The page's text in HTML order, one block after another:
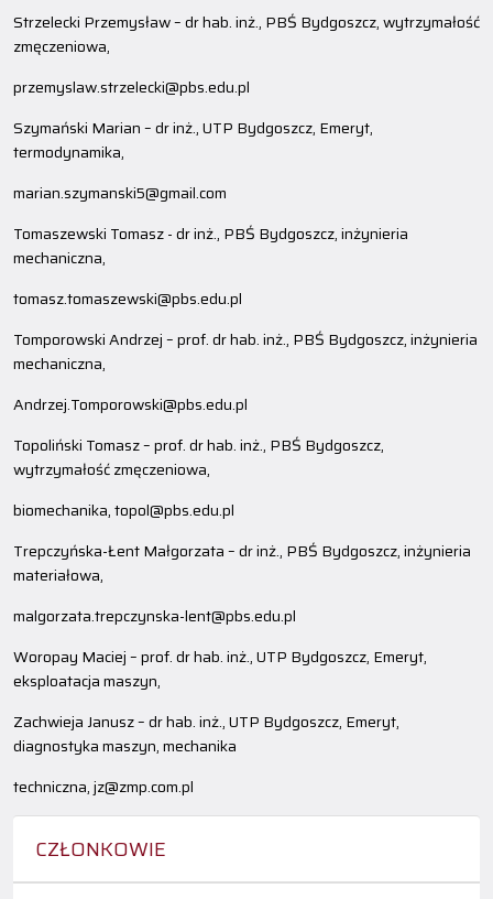
CZŁONKOWIE
Strzelecki Przemysław – dr hab. inż., PBŚ Bydgoszcz, wytrzymałość
zmęczeniowa,
przemyslaw.strzelecki@pbs.edu.pl
Szymański Marian – dr inż., UTP Bydgoszcz, Emeryt,
termodynamika,
marian.szymanski5@gmail.com
Tomaszewski Tomasz - dr inż., PBŚ Bydgoszcz, inżynieria
mechaniczna,
tomasz.tomaszewski@pbs.edu.pl
Tomporowski Andrzej – prof. dr hab. inż., PBŚ Bydgoszcz, inżynieria
mechaniczna,
Andrzej.Tomporowski@pbs.edu.pl
Topoliński Tomasz – prof. dr hab. inż., PBŚ Bydgoszcz,
wytrzymałość zmęczeniowa,
biomechanika, topol@pbs.edu.pl
Trepczyńska-Łent Małgorzata – dr inż., PBŚ Bydgoszcz, inżynieria
materiałowa,
malgorzata.trepczynska-lent@pbs.edu.pl
Woropay Maciej – prof. dr hab. inż., UTP Bydgoszcz, Emeryt,
eksploatacja maszyn,
Zachwieja Janusz – dr hab. inż., UTP Bydgoszcz, Emeryt,
diagnostyka maszyn, mechanika
techniczna, jz@zmp.com.pl